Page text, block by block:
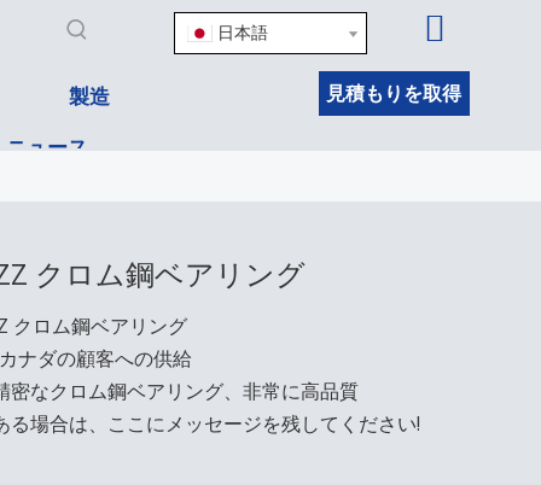
日本語
製造
ニュース
見積もりを取得
クロム鋼ベアリング
クロム鋼ベアリング
ナダの顧客への供給
密なクロム鋼ベアリング、非常に高品質
る場合は、ここにメッセージを残してください!